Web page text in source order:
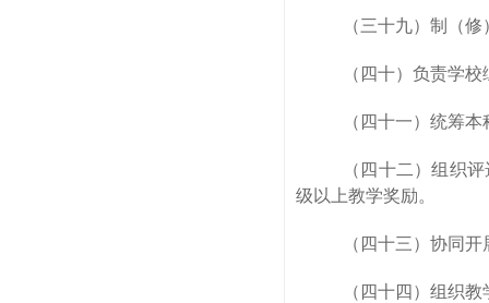
（三十九）制（
（四十）负责学
（四十一）统筹
（四十二）组织
级以上教学奖励。
（四十三）协同
（四十四）组织